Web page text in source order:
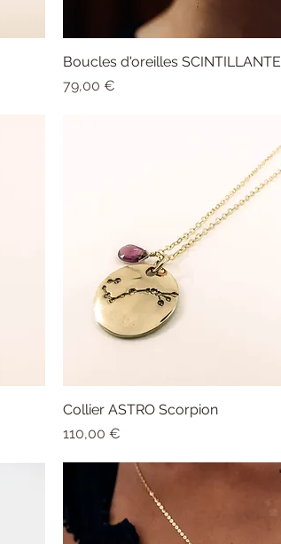
Aperçu rapide
Boucles d'oreilles SCINTILLANTE
Prix
79,00 €
Aperçu rapide
Collier ASTRO Scorpion
Prix
110,00 €